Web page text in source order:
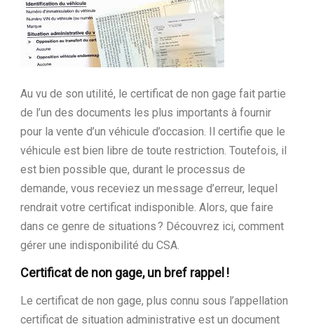
Au vu de son utilité, le certificat de non gage fait partie
de l’un des documents les plus importants à fournir
pour la vente d’un véhicule d’occasion. Il certifie que le
véhicule est bien libre de toute restriction. Toutefois, il
est bien possible que, durant le processus de
demande, vous receviez un message d’erreur, lequel
rendrait votre certificat indisponible. Alors, que faire
dans ce genre de situations ? Découvrez ici, comment
gérer une indisponibilité du CSA.
Certificat de non gage, un bref rappel !
Le certificat de non gage, plus connu sous l’appellation
certificat de situation administrative est un document